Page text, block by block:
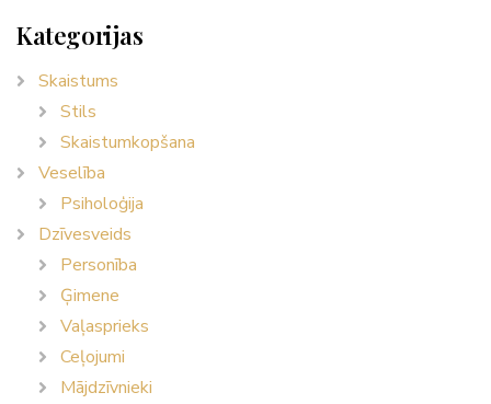
Kategorijas
Skaistums
Stils
Skaistumkopšana
Veselība
Psiholoģija
Dzīvesveids
Personība
Ģimene
Vaļasprieks
Ceļojumi
Mājdzīvnieki